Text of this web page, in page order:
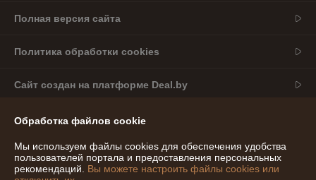
Полная версия сайта
Политика обработки cookies
Сайт создан на платформе Deal.by
Информация для покупателя
Индивидуальный предприниматель:ИП Богомолов Александр
Сергеевич
Беларусь, Могилёвская область, г. Могилёв
Обработка файлов cookie
Мы используем файлы cookies для обеспечения удобства
пользователей портала и предоставления персональных
рекомендаций. Вы можете настроить файлы cookies или